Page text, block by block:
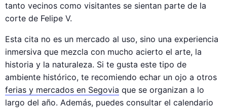
tanto vecinos como visitantes se sientan parte de la
corte de Felipe V.
Esta cita no es un mercado al uso, sino una experiencia
inmersiva que mezcla con mucho acierto el arte, la
historia y la naturaleza. Si te gusta este tipo de
ambiente histórico, te recomiendo echar un ojo a otros
ferias y mercados en Segovia que se organizan a lo
largo del año. Además, puedes consultar el calendario